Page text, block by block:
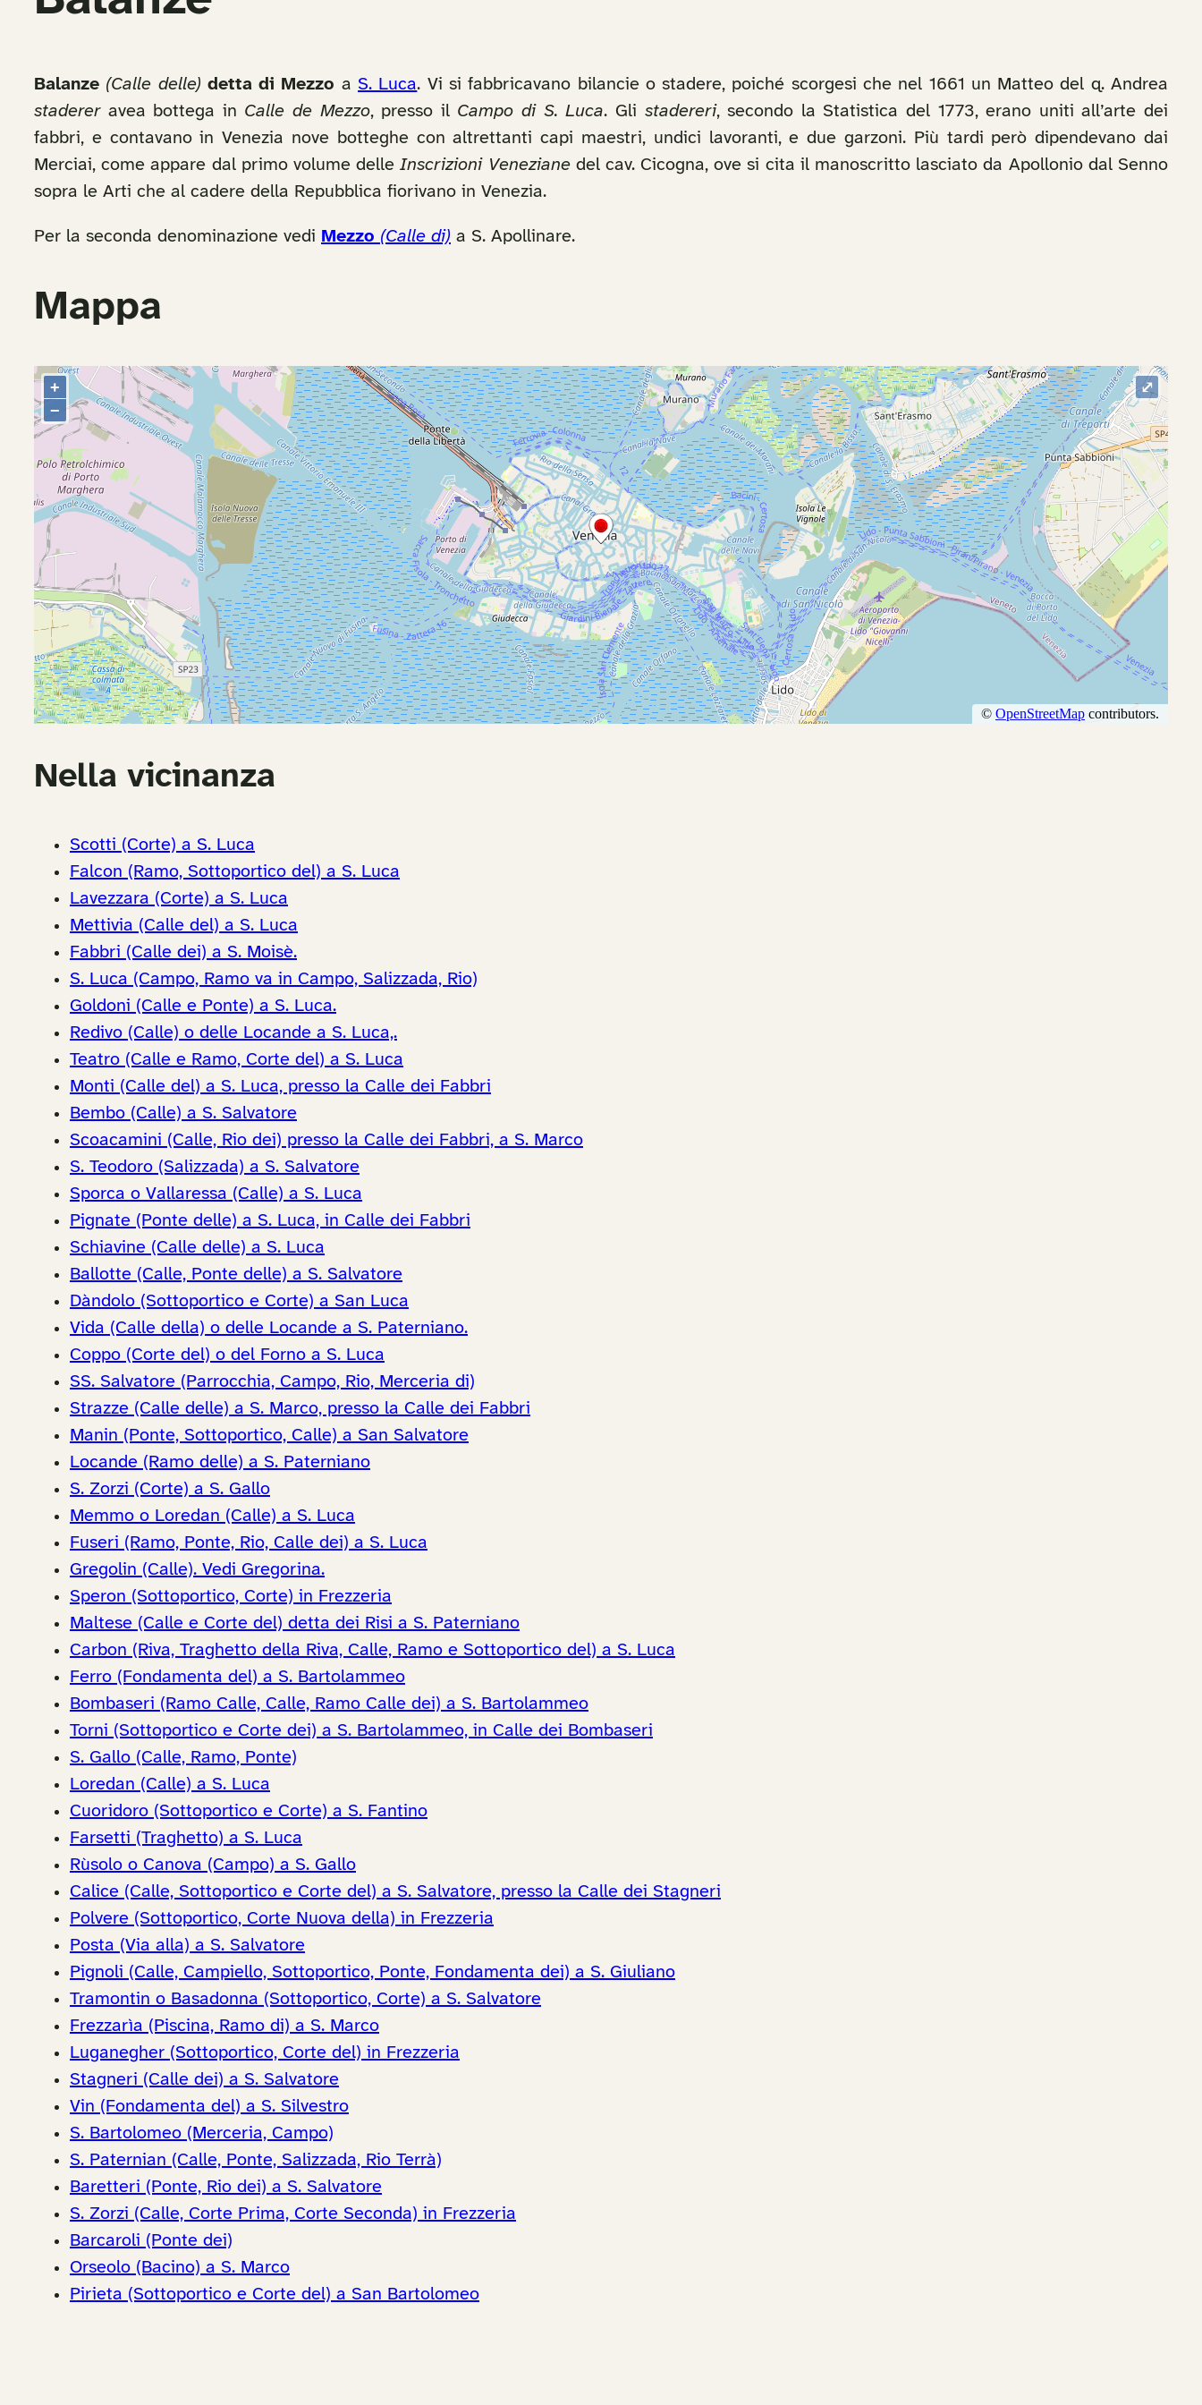
Balanze (Calle delle) detta di Mezzo a S. Luca. Vi si fabbricavano bilancie o stadere, poiché scorgesi che nel 1661 un Matteo del q. Andrea
stadereravea bottega in Calle de Mezzo, presso il Campo di S. Luca. Gli stadereri, secondo la Statistica del 1773, erano uniti all’arte dei
fabbri, e contavano in Venezia nove botteghe con altrettanti capi maestri, undici lavoranti, e due garzoni. Più tardi però dipendevano dai
Merciai, come appare dal primo volume delleInscrizioni Venezianedel cav. Cicogna, ove si cita il manoscritto lasciato da Apollonio dal Senno
sopra le Arti che al cadere della Repubblica fiorivano in Venezia.
Per la seconda denominazione vedi Mezzo (Calle di) a S. Apollinare.
Mappa
Nella vicinanza
Scotti (Corte) a S. Luca
Falcon (Ramo, Sottoportico del) a S. Luca
Lavezzara (Corte) a S. Luca
Mettivia (Calle del) a S. Luca
Fabbri (Calle dei) a S. Moisè.
S. Luca (Campo, Ramo va in Campo, Salizzada, Rio)
Goldoni (Calle e Ponte) a S. Luca.
Redivo (Calle) o delle Locande a S. Luca,.
Teatro (Calle e Ramo, Corte del) a S. Luca
Monti (Calle del) a S. Luca, presso la Calle dei Fabbri
Bembo (Calle) a S. Salvatore
Scoacamini (Calle, Rio dei) presso la Calle dei Fabbri, a S. Marco
S. Teodoro (Salizzada) a S. Salvatore
Sporca o Vallaressa (Calle) a S. Luca
Pignate (Ponte delle) a S. Luca, in Calle dei Fabbri
Schiavine (Calle delle) a S. Luca
Ballotte (Calle, Ponte delle) a S. Salvatore
Dàndolo (Sottoportico e Corte) a San Luca
Vida (Calle della) o delle Locande a S. Paterniano.
Coppo (Corte del) o del Forno a S. Luca
SS. Salvatore (Parrocchia, Campo, Rio, Merceria di)
Strazze (Calle delle) a S. Marco, presso la Calle dei Fabbri
Manin (Ponte, Sottoportico, Calle) a San Salvatore
Locande (Ramo delle) a S. Paterniano
S. Zorzi (Corte) a S. Gallo
Memmo o Loredan (Calle) a S. Luca
Fuseri (Ramo, Ponte, Rio, Calle dei) a S. Luca
Gregolin (Calle). Vedi Gregorina.
Speron (Sottoportico, Corte) in Frezzeria
Maltese (Calle e Corte del) detta dei Risi a S. Paterniano
Carbon (Riva, Traghetto della Riva, Calle, Ramo e Sottoportico del) a S. Luca
Ferro (Fondamenta del) a S. Bartolammeo
Bombaseri (Ramo Calle, Calle, Ramo Calle dei) a S. Bartolammeo
Torni (Sottoportico e Corte dei) a S. Bartolammeo, in Calle dei Bombaseri
S. Gallo (Calle, Ramo, Ponte)
Loredan (Calle) a S. Luca
Cuoridoro (Sottoportico e Corte) a S. Fantino
Farsetti (Traghetto) a S. Luca
Rùsolo o Canova (Campo) a S. Gallo
Calice (Calle, Sottoportico e Corte del) a S. Salvatore, presso la Calle dei Stagneri
Polvere (Sottoportico, Corte Nuova della) in Frezzeria
Posta (Via alla) a S. Salvatore
Pignoli (Calle, Campiello, Sottoportico, Ponte, Fondamenta dei) a S. Giuliano
Tramontin o Basadonna (Sottoportico, Corte) a S. Salvatore
Frezzarìa (Piscina, Ramo di) a S. Marco
Luganegher (Sottoportico, Corte del) in Frezzeria
Stagneri (Calle dei) a S. Salvatore
Vin (Fondamenta del) a S. Silvestro
S. Bartolomeo (Merceria, Campo)
S. Paternian (Calle, Ponte, Salizzada, Rio Terrà)
Baretteri (Ponte, Rio dei) a S. Salvatore
S. Zorzi (Calle, Corte Prima, Corte Seconda) in Frezzeria
Barcaroli (Ponte dei)
Orseolo (Bacino) a S. Marco
Pirieta (Sottoportico e Corte del) a San Bartolomeo